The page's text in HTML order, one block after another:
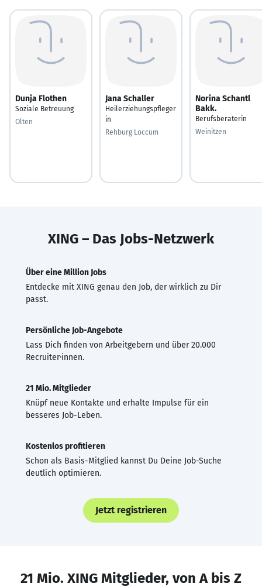
Dunja Flothen
Soziale Betreuung
Olten
Jana Schaller
Heilerziehungspfleger
in
Rehburg Loccum
Norina Schantl
Bakk.
Berufsberaterin
Weinitzen
XING – Das Jobs-Netzwerk
Über eine Million Jobs
Entdecke mit XING genau den Job, der wirklich zu Dir
passt.
Persönliche Job-Angebote
Lass Dich finden von Arbeitgebern und über 20.000
Recruiter·innen.
21 Mio. Mitglieder
Knüpf neue Kontakte und erhalte Impulse für ein
besseres Job-Leben.
Kostenlos profitieren
Schon als Basis-Mitglied kannst Du Deine Job-Suche
deutlich optimieren.
Jetzt registrieren
21 Mio. XING Mitglieder, von A bis Z